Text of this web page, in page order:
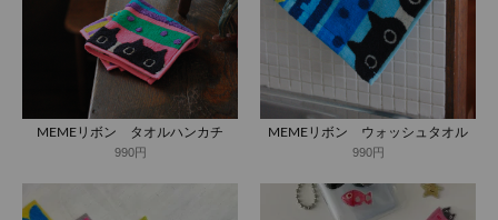
MEMEリボン タオルハンカチ
990円
MEMEリボン ウォッシュタオル
990円